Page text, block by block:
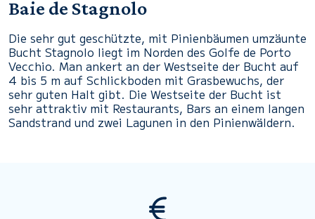
Baie de Stagnolo
Die sehr gut geschützte, mit Pinienbäumen umzäunte
Bucht Stagnolo liegt im Norden des Golfe de Porto
Vecchio. Man ankert an der Westseite der Bucht auf
4 bis 5 m auf Schlickboden mit Grasbewuchs, der
sehr guten Halt gibt. Die Westseite der Bucht ist
sehr attraktiv mit Restaurants, Bars an einem langen
Sandstrand und zwei Lagunen in den Pinienwäldern.